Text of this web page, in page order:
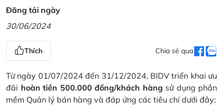
Đăng tải ngày
30/06/2024
Thích Chia sẻ qua
Từ ngày 01/07/2024 đến 31/12/2024, BIDV triển khai ưu
đãi hoàn tiền 500.000 đồng/khách hàng sử dụng phần
mềm Quản lý bán hàng và đáp ứng các tiêu chí dưới đây: